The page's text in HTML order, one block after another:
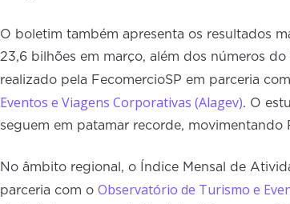
O boletim também apresenta os resultados
23,6 bilhões em março, além dos números
realizado pela FecomercioSP em parceria
Eventos e Viagens Corporativas (Alagev). O
seguem em patamar recorde, movimentando
No âmbito regional, o Índice Mensal de
parceria com o Observatório de Turismo e